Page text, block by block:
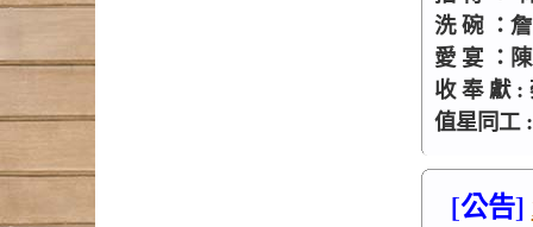
洗 碗 ：
愛 宴 ：
收 奉 獻 :
值星同工
[公告]